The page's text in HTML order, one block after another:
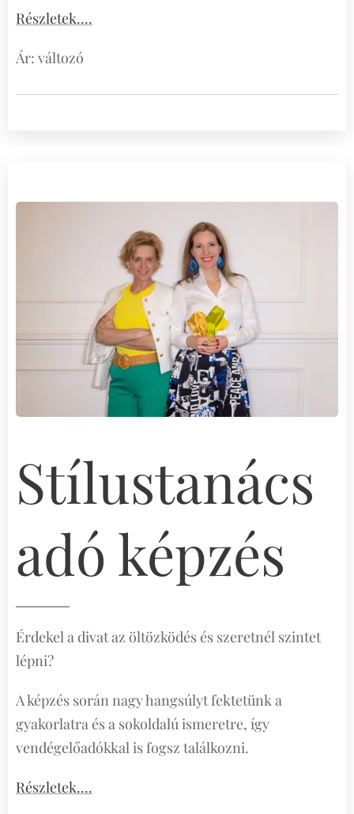
Részletek....
Ár: változó
Stílustanács
adó képzés
Érdekel a divat az öltözködés és szeretnél szintet
lépni?
A képzés során nagy hangsúlyt fektetünk a
gyakorlatra és a sokoldalú ismeretre, így
vendégelőadókkal is fogsz találkozni.
Részletek....